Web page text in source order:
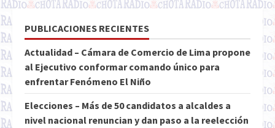
PUBLICACIONES RECIENTES
Actualidad – Cámara de Comercio de Lima propone
al Ejecutivo conformar comando único para
enfrentar Fenómeno El Niño
Elecciones – Más de 50 candidatos a alcaldes a
nivel nacional renuncian y dan paso a la reelección